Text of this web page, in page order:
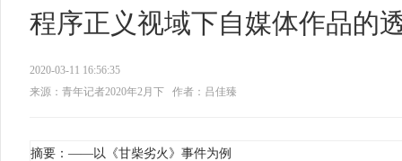
程序正义视域下自媒体作品的
2020-03-11 16:56:35
来源：青年记者2020年2月下
作者：吕佳臻
摘要：——以《甘柴劣火》事件为例